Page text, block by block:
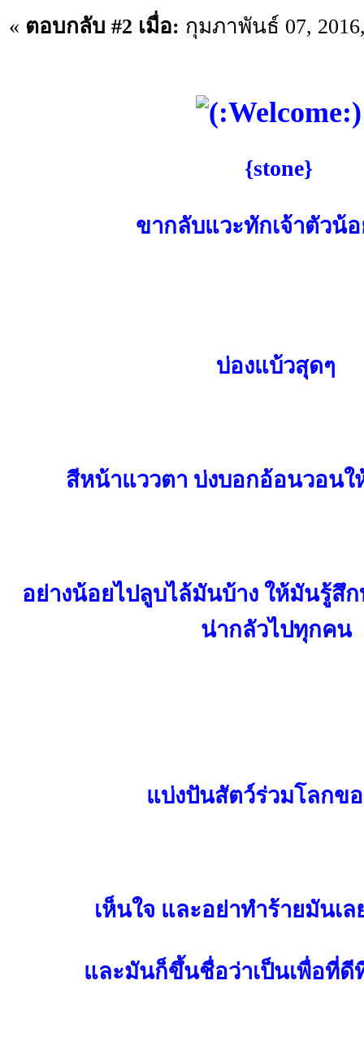
« ตอบกลับ #2 เมื่อ: กุมภาพันธ์ 07,
{stone}
ขากลับแวะทักเจ้าตัวน้
บ่องแบ้วสุดๆ
สีหน้าแววตา บ่งบอกอ้อนวอนใ
อย่างน้อยไปลูบไล้มันบ้าง ให้มันรู้สึ
น่ากลัวไปทุกคน
แบ่งปันสัตว์ร่วมโลกขอ
เห็นใจ และอย่าทำร้ายมันเล
และมันก็ขึ้นชื่อว่าเป็นเพื่อที่ดี